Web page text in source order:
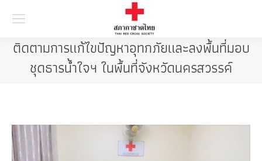
ติดตามการแก้ไขปัญหาอุทกภัยและลงพื้นที่มอบ
ชุดธารน้ำใจฯ ในพื้นที่จังหวัดนครสวรรค์